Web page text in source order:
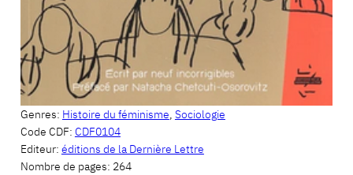
Genres: Histoire du féminisme, Sociologie
Code CDF: CDF0104
Editeur: éditions de la Dernière Lettre
Nombre de pages: 264